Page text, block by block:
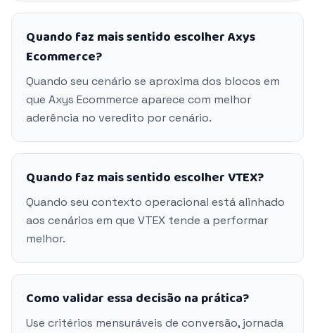
Quando faz mais sentido escolher Axys
Ecommerce?
Quando seu cenário se aproxima dos blocos em
que Axys Ecommerce aparece com melhor
aderência no veredito por cenário.
Quando faz mais sentido escolher VTEX?
Quando seu contexto operacional está alinhado
aos cenários em que VTEX tende a performar
melhor.
Como validar essa decisão na prática?
Use critérios mensuráveis de conversão, jornada